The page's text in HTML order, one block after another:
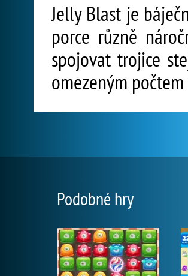
Jelly Blast je
porce různě
spojovat trojice
omezeným
Podobné hry